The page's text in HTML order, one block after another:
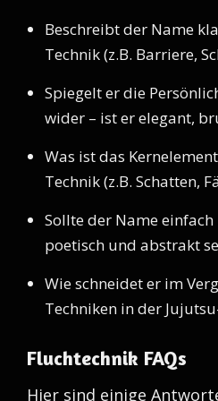
Beschreibt der Name
Technik (z.B. Barriere,
Spiegelt er die
wider – ist er elegant,
Was ist das
Technik (z.B. Schatten,
Sollte der Name
poetisch und abstrakt
Wie schneidet er im
Techniken in der
Fluchtechnik FAQs
Hier sind einige